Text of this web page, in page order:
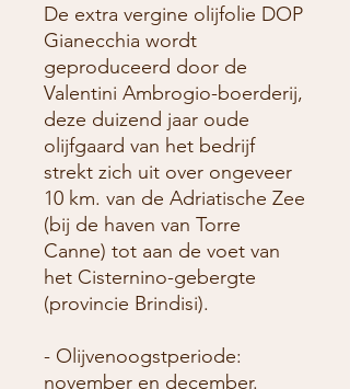
De extra vergine olijfolie DOP
Gianecchia wordt
geproduceerd door de
Valentini Ambrogio-boerderij,
deze duizend jaar oude
olijfgaard van het bedrijf
strekt zich uit over ongeveer
10 km. van de Adriatische Zee
(bij de haven van Torre
Canne) tot aan de voet van
het Cisternino-gebergte
(provincie Brindisi).
- Olijvenoogstperiode:
november en december.